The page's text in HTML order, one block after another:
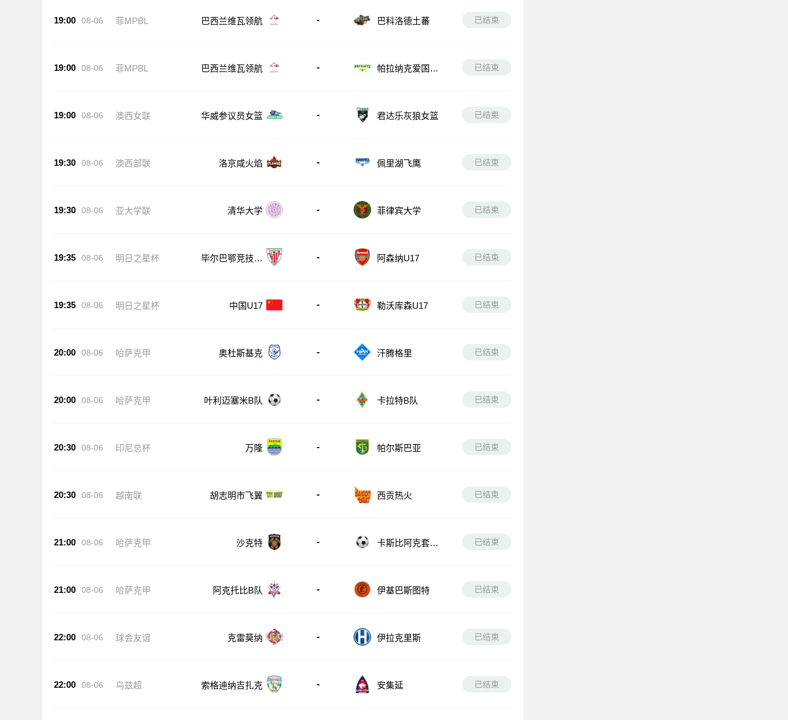
19:00 08-06 菲MPBL 巴西兰维瓦领航 - 巴科洛德土蕃 已结束
19:00 08-06 菲MPBL 巴西兰维瓦领航 -
帕拉纳克爱国者
已结束
19:00 08-06 澳西女联 华威参议员女篮 - 君达乐灰狼女篮 已结束
19:30 08-06 澳西部联 洛京咸火焰 - 佩里湖飞鹰 已结束
19:30 08-06 亚大学联 清华大学 - 菲律宾大学 已结束
19:35 08-06 明日之星杯
毕尔巴鄂竞技U
- 阿森纳U17 已结束
19:35 08-06 明日之星杯 中国U17 - 勒沃库森U17 已结束
20:00 08-06 哈萨克甲 奥杜斯基克 - 汗腾格里 已结束
20:00 08-06 哈萨克甲 叶利迈塞米B队 - 卡拉特B队 已结束
20:30 08-06 印尼总杯 万隆 - 帕尔斯巴亚 已结束
20:30 08-06 越南联 胡志明市飞翼 - 西贡热火 已结束
21:00 08-06 哈萨克甲 沙克特 -
卡斯比阿克套B
已结束
21:00 08-06 哈萨克甲 阿克托比B队 - 伊基巴斯图特 已结束
22:00 08-06 球会友谊 克雷莫纳 - 伊拉克里斯 已结束
22:00 08-06 乌兹超 索格迪纳吉扎克 - 安集延 已结束